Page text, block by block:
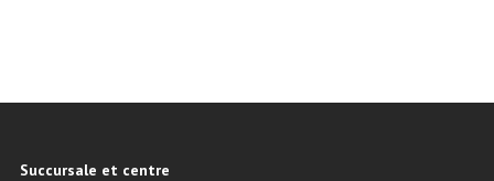
Succursale et centre